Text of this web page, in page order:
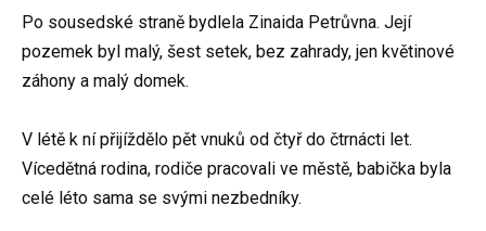
Po sousedské straně bydlela Zinaida Petrůvna. Její
pozemek byl malý, šest setek, bez zahrady, jen květinové
záhony a malý domek.
V létě k ní přijíždělo pět vnuků od čtyř do čtrnácti let.
Vícedětná rodina, rodiče pracovali ve městě, babička byla
celé léto sama se svými nezbedníky.